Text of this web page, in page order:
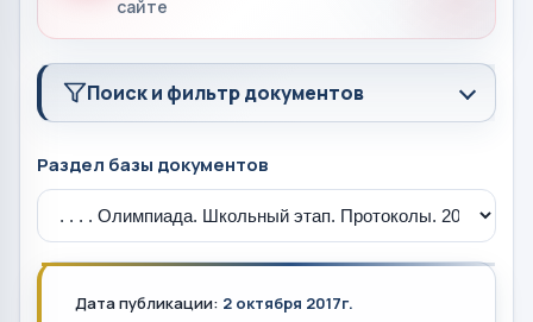
сайте
Поиск и фильтр документов
Раздел базы документов
Дата публикации: 2 октября 2017г.